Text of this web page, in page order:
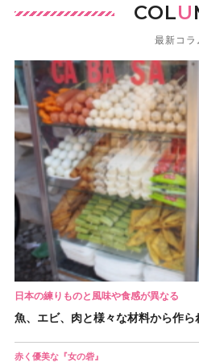
COLU
最新コラ
日本の練りものと風味や食感が異なる
魚、エビ、肉と様々な材料から作
赤く優美な『女の砦』